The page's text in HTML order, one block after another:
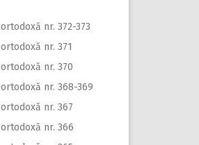
nr. 372-373
nr. 371
nr. 370
nr. 368-369
nr. 367
nr. 366